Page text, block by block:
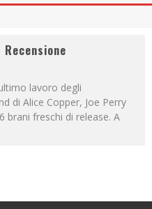
lavoro degli
di Alice Copper, Joe Perry
brani freschi di release. A